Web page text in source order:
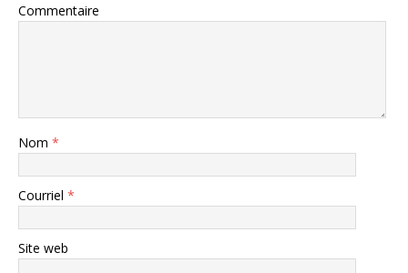
Commentaire
Nom *
Courriel *
Site web